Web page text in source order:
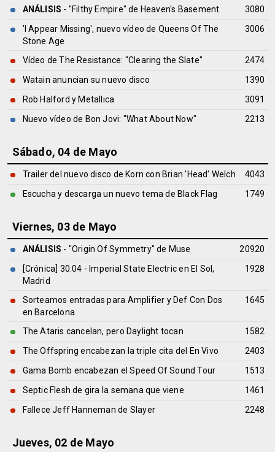
ANÁLISIS - "Filthy Empire" de Heaven's Basement
3080
'I Appear Missing', nuevo vídeo de Queens Of The
Stone Age
3006
Vídeo de The Resistance: "Clearing the Slate"
2474
Watain anuncian su nuevo disco
1390
Rob Halford y Metallica
3091
Nuevo vídeo de Bon Jovi: "What About Now"
2213
Sábado, 04 de Mayo
Trailer del nuevo disco de Korn con Brian 'Head' Welch
4043
Escucha y descarga un nuevo tema de Black Flag
1749
Viernes, 03 de Mayo
ANÁLISIS - "Origin Of Symmetry" de Muse
20920
[Crónica] 30.04 - Imperial State Electric en El Sol,
Madrid
1928
Sorteamos entradas para Amplifier y Def Con Dos
en Barcelona
1645
The Ataris cancelan, pero Daylight tocan
1582
The Offspring encabezan la triple cita del En Vivo
2403
Gama Bomb encabezan el Speed Of Sound Tour
1513
Septic Flesh de gira la semana que viene
1461
Fallece Jeff Hanneman de Slayer
2248
Jueves, 02 de Mayo